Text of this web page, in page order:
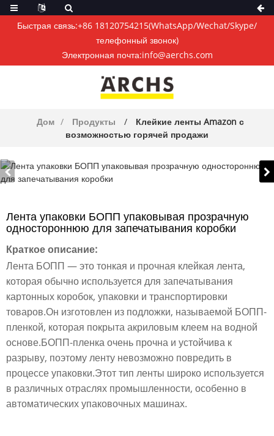
Быстрая связь:+86 18120754215(WhatsApp/Wechat/Skype/
телефонный звонок)
Электронная почта:info@aerchs.com
Дом Продукты
Клейкие ленты Amazon с
возможностью горячей продажи
Лента упаковки БОПП упаковывая прозрачную
одностороннюю для запечатывания коробки
Краткое описание:
Лента БОПП — это тонкая и прочная клейкая лента,
которая обычно используется для запечатывания
картонных коробок, упаковки и транспортировки
товаров.Он изготовлен из подложки, называемой БОПП-
пленкой, которая покрыта акриловым клеем на водной
основе.БОПП-пленка очень прочна и устойчива к
разрыву, поэтому ленту невозможно повредить в
процессе упаковки.Этот тип ленты широко используется
в различных отраслях промышленности, особенно в
автоматических упаковочных машинах.